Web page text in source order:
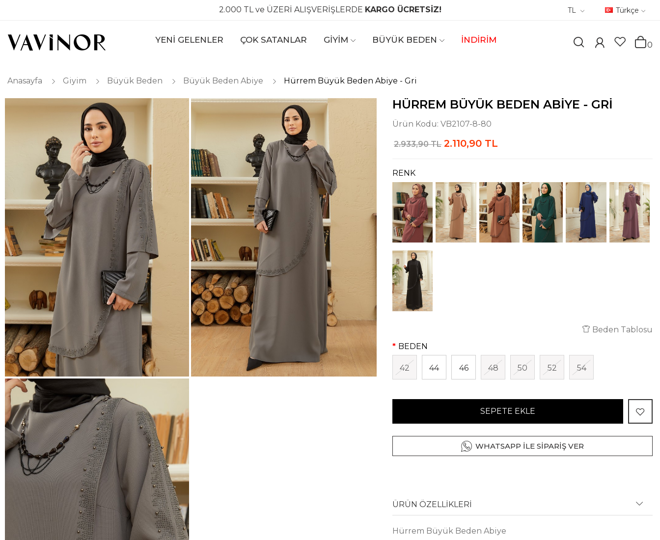
2.000 TL ve ÜZERİ ALIŞVERİŞLERDE KARGO ÜCRETSİZ! TL Türkçe
YENİ GELENLER ÇOK SATANLAR GİYİM BÜYÜK BEDEN İNDİRİM
0
Anasayfa Giyim Büyük Beden Büyük Beden Abiye Hürrem Büyük Beden Abiye - Gri
HÜRREM BÜYÜK BEDEN ABIYE - GRI
Ürün Kodu: VB2107-8-80
2.933,90 TL 2.110,90 TL
RENK
Beden Tablosu
BEDEN
42 44 46 48 50 52 54
SEPETE EKLE
WHATSAPP İLE SİPARİŞ VER
ÜRÜN ÖZELLİKLERİ
Hürrem Büyük Beden Abiye